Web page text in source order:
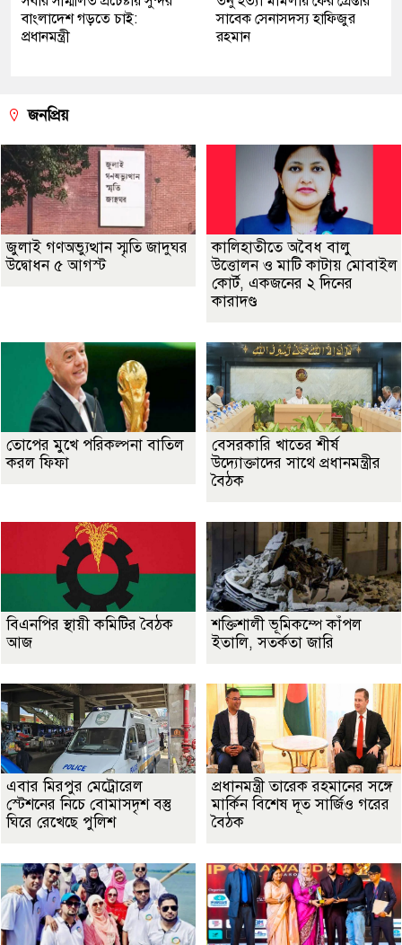
বাংলাদেশ গড়তে চাই:
প্রধানমন্ত্রী
সাবেক সেনাসদস্য হাফিজুর
রহমান
জনপ্রিয়
জুলাই গণঅভ্যুত্থান স্মৃতি জাদুঘর
উদ্বোধন ৫ আগস্ট
কালিহাতীতে অবৈধ বালু
উত্তোলন ও মাটি কাটায় মোবাইল
কোর্ট, একজনের ২ দিনের
কারাদণ্ড
তোপের মুখে পরিকল্পনা বাতিল
করল ফিফা
বেসরকারি খাতের শীর্ষ
উদ্যোক্তাদের সাথে প্রধানমন্ত্রীর
বৈঠক
বিএনপির স্থায়ী কমিটির বৈঠক
আজ
শক্তিশালী ভূমিকম্পে কাঁপল
ইতালি, সতর্কতা জারি
এবার মিরপুর মেট্রোরেল
স্টেশনের নিচে বোমাসদৃশ বস্তু
ঘিরে রেখেছে পুলিশ
প্রধানমন্ত্রী তারেক রহমানের সঙ্গে
মার্কিন বিশেষ দূত সার্জিও গরের
বৈঠক